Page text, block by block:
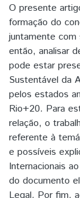
O presente
formação do
juntamente com
então, analisar
pode estar
Sustentável da
pelos estados
Rio+20. Para
relação, o
referente à
e possíveis
Internacionais
do documento